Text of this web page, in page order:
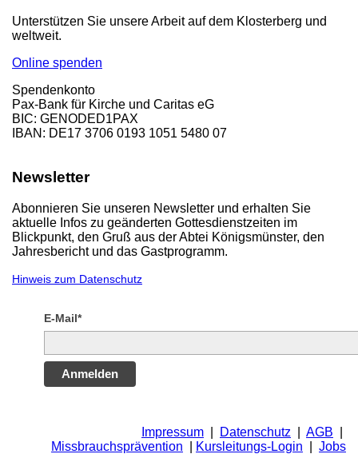
Unterstützen Sie unsere Arbeit auf dem Klosterberg und
weltweit.
Online spenden
Spendenkonto
Pax-Bank für Kirche und Caritas eG
BIC: GENODED1PAX
IBAN: DE17 3706 0193 1051 5480 07
Newsletter
Abonnieren Sie unseren Newsletter und erhalten Sie
aktuelle Infos zu geänderten Gottesdienstzeiten im
Blickpunkt, den Gruß aus der Abtei Königsmünster, den
Jahresbericht und das Gastprogramm.
Hinweis zum Datenschutz
E-Mail*
Anmelden
Impressum Datenschutz AGB
Missbrauchsprävention
Kursleitungs-Login Jobs